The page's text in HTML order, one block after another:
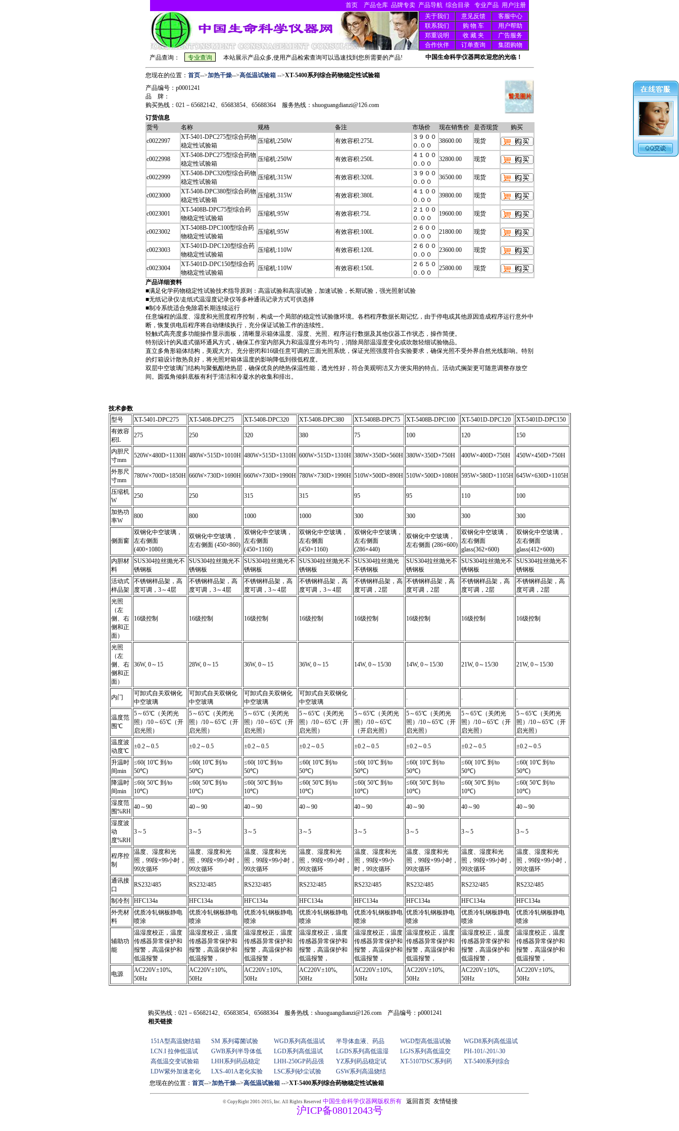
首页 产品仓库 品牌专卖 产品导航 综合目录 专业产品 用户注册
关于我们
意见反馈
客服中心
联系我们
购 物 车
用户帮助
郑重说明
收 藏 夹
广告服务
合作伙伴
订单查询
集团购物
产品查询：
本站展示产品众多,使用产品检索查询可以迅速找到您所需要的产品! 中国生命科学仪器网欢迎您的光临！
您现在的位置： 首页-->加热干燥-->高低温试验箱 -->XT-5400系列综合药物稳定性试验箱
产品编号：p0001241
品 牌：
购买热线：021－65682142、65683854、65688364 服务热线：shuoguangdianzi@126.com
订货信息
货号
名称 规格 备注 市场价 现在销售价 是否现货
购买
c0022997
XT-5401-DPC275型综合药物
稳定性试验箱
压缩机:250W 有效容积:275L
３９００
０.００
38600.00 现货
c0022998
XT-5408-DPC275型综合药物
稳定性试验箱
压缩机:250W 有效容积:250L
４１００
０.００
32800.00 现货
c0022999
XT-5408-DPC320型综合药物
稳定性试验箱
压缩机:315W 有效容积:320L
３９００
０.００
36500.00 现货
c0023000
XT-5408-DPC380型综合药物
稳定性试验箱
压缩机:315W 有效容积:380L
４１００
０.００
39800.00 现货
c0023001
XT-5408B-DPC75型综合药
物稳定性试验箱
压缩机:95W 有效容积:75L
２１００
０.００
19600.00 现货
c0023002
XT-5408B-DPC100型综合药
物稳定性试验箱
压缩机:95W 有效容积:100L
２６００
０.００
21800.00 现货
c0023003
XT-5401D-DPC120型综合药
物稳定性试验箱
压缩机:110W 有效容积:120L
２６００
０.００
23600.00 现货
c0023004
XT-5401D-DPC150型综合药
物稳定性试验箱
压缩机:110W 有效容积:150L
２６５０
０.００
25800.00
现货
产品详细资料
■满足化学药物稳定性试验技术指导原则：高温试验和高湿试验，加速试验，长期试验，强光照射试验
■无纸记录仪/走纸式温湿度记录仪等多种通讯记录方式可供选择
■制冷系统适合免除霜长期连续运行
任意编程的温度、湿度和光照度程序控制，构成一个局部的稳定性试验微环境。各档程序数据长期记忆，由于停电或其他原因造成程序运行意外中
断，恢复供电后程序将自动继续执行，充分保证试验工作的连续性。
轻触式高亮度多功能操作显示面板，清晰显示箱体温度、湿度、光照、程序运行数据及其他仪器工作状态，操作简便。
特别设计的风道式循环通风方式，确保工作室内部风力和温湿度分布均匀，消除局部温湿度变化或吹散轻细试验物品。
直立多角形箱体结构，美观大方。充分密闭和16级任意可调的三面光照系统，保证光照强度符合实验要求，确保光照不受外界自然光线影响。特别
的灯箱设计散热良好，将光照对箱体温度的影响降低到很低程度。
双层中空玻璃门结构与聚氨酯绝热层，确保优良的绝热保温性能，透光性好，符合美观明洁又方便实用的特点。活动式搁架更可随意调整存放空
间。圆弧角倾斜底板有利于清洁和冷凝水的收集和排出。
技术参数
型号
XT-5401-DPC275 XT-5408-DPC275 XT-5408-DPC320 XT-5408-DPC380 XT-5408B-DPC75 XT-5408B-DPC100 XT-5401D-DPC120
XT-5401D-DPC150
有效容
积L
275 250 320 380 75 100 120 150
内胆尺
寸mm
520W×480D×1130H 480W×515D×1010H 480W×515D×1310H 600W×515D×1310H 380W×350D×560H 380W×350D×750H 400W×400D×750H 450W×450D×750H
外形尺
寸mm
780W×700D×1850H 660W×730D×1690H 660W×730D×1990H 780W×730D×1990H 510W×500D×890H 510W×500D×1080H 595W×580D×1105H 645W×630D×1105H
压缩机
W
250 250 315 315 95 95 110 100
加热功
率W
800 800 1000 1000 300 300 300 300
侧面窗
双钢化中空玻璃，
左右侧面
(400×1080)
双钢化中空玻璃，
左右侧面 (450×860)
双钢化中空玻璃，
左右侧面
(450×1160)
双钢化中空玻璃，
左右侧面
(450×1160)
双钢化中空玻璃，
左右侧面
(286×440)
双钢化中空玻璃，
左右侧面 (286×600)
双钢化中空玻璃，
左右侧面
glass(362×600)
双钢化中空玻璃，
左右侧面
glass(412×600)
内胆材
料
SUS304拉丝抛光不
锈钢板
SUS304拉丝抛光不
锈钢板
SUS304拉丝抛光不
锈钢板
SUS304拉丝抛光不
锈钢板
SUS304拉丝抛光
不锈钢板
SUS304拉丝抛光不
锈钢板
SUS304拉丝抛光不
锈钢板
SUS304拉丝抛光不
锈钢板
活动式
样品架
不锈钢样品架，高
度可调，3～4层
不锈钢样品架，高
度可调，3～4层
不锈钢样品架，高
度可调，3～4层
不锈钢样品架，高
度可调，3～4层
不锈钢样品架，高
度可调，2层
不锈钢样品架，高
度可调，2层
不锈钢样品架，高
度可调，2层
不锈钢样品架，高
度可调，2层
光照
（左
侧、右
侧和正
面）
16级控制 16级控制 16级控制 16级控制 16级控制 16级控制 16级控制 16级控制
光照
（左
侧、右
侧和正
面）
36W, 0～15 28W, 0～15 36W, 0～15 36W, 0～15 14W, 0～15/30 14W, 0～15/30 21W, 0～15/30 21W, 0～15/30
内门
可卸式自关双钢化
中空玻璃
可卸式自关双钢化
中空玻璃
可卸式自关双钢化
中空玻璃
可卸式自关双钢化
中空玻璃
. . . .
温度范
围℃
5～65℃（关闭光
照）/10～65℃（开
启光照）
5～65℃（关闭光
照）/10～65℃（开
启光照）
5～65℃（关闭光
照）/10～65℃（开
启光照）
5～65℃（关闭光
照）/10～65℃（开
启光照）
5～65℃（关闭光
照）/10～65℃
（开启光照）
5～65℃（关闭光
照）/10～65℃（开
启光照）
5～65℃（关闭光
照）/10～65℃（开
启光照）
5～65℃（关闭光
照）/10～65℃（开
启光照）
温度波
动度℃
±0.2～0.5 ±0.2～0.5 ±0.2～0.5 ±0.2～0.5 ±0.2～0.5 ±0.2～0.5 ±0.2～0.5 ±0.2～0.5
升温时
间min
≤60( 10℃ 到/to
50℃)
≤60( 10℃ 到/to
50℃)
≤60( 10℃ 到/to
50℃)
≤60( 10℃ 到/to
50℃)
≤60( 10℃ 到/to
50℃)
≤60( 10℃ 到/to
50℃)
≤60( 10℃ 到/to
50℃)
≤60( 10℃ 到/to
50℃)
降温时
间min
≤60( 50℃ 到/to
10℃)
≤60( 50℃ 到/to
10℃)
≤60( 50℃ 到/to
10℃)
≤60( 50℃ 到/to
10℃)
≤60( 50℃ 到/to
10℃)
≤60( 50℃ 到/to
10℃)
≤60( 50℃ 到/to
10℃)
≤60( 50℃ 到/to
10℃)
湿度范
围%RH
40～90 40～90 40～90 40～90 40～90 40～90 40～90 40～90
湿度波
动
度%RH
3～5 3～5 3～5 3～5 3～5 3～5 3～5 3～5
程序控
制
温度、湿度和光
照，99段×99小时，
99次循环
温度、湿度和光
照，99段×99小时，
99次循环
温度、湿度和光
照，99段×99小时，
99次循环
温度、湿度和光
照，99段×99小时，
99次循环
温度、湿度和光
照，99段×99小
时，99次循环
温度、湿度和光
照，99段×99小时，
99次循环
温度、湿度和光
照，99段×99小时，
99次循环
温度、湿度和光
照，99段×99小时，
99次循环
通讯接
口
RS232/485 RS232/485 RS232/485 RS232/485 RS232/485 RS232/485 RS232/485 RS232/485
制冷剂 HFC134a HFC134a HFC134a HFC134a HFC134a HFC134a HFC134a
HFC134a
外壳材
料
优质冷轧钢板静电
喷涂
优质冷轧钢板静电
喷涂
优质冷轧钢板静电
喷涂
优质冷轧钢板静电
喷涂
优质冷轧钢板静电
喷涂
优质冷轧钢板静电
喷涂
优质冷轧钢板静电
喷涂
优质冷轧钢板静电
喷涂
辅助功
能
温湿度校正，温度
传感器异常保护和
报警，高温保护和
低温报警，
温湿度校正，温度
传感器异常保护和
报警，高温保护和
低温报警，
温湿度校正，温度
传感器异常保护和
报警，高温保护和
低温报警，
温湿度校正，温度
传感器异常保护和
报警，高温保护和
低温报警，
温湿度校正，温度
传感器异常保护和
报警，高温保护和
低温报警，
温湿度校正，温度
传感器异常保护和
报警，高温保护和
低温报警，
温湿度校正，温度
传感器异常保护和
报警，高温保护和
低温报警，
温湿度校正，温度
传感器异常保护和
报警，高温保护和
低温报警，
电源
AC220V±10%,
50Hz
AC220V±10%,
50Hz
AC220V±10%,
50Hz
AC220V±10%,
50Hz
AC220V±10%,
50Hz
AC220V±10%,
50Hz
AC220V±10%,
50Hz
AC220V±10%,
50Hz
购买热线：021－65682142、65683854、65688364 服务热线：shuoguangdianzi@126.com 产品编号：p0001241
相关链接
151A型高温烧结箱 SM 系列霉菌试验 WGD系列高低温试 半导体血液、药品 WGD型高低温试验
WGD8系列高低温试
LCN.I 拉伸低温试
GWB系列半导体低 LGD系列高低温试 LGDS系列高低温湿 LGJS系列高低温交
PH-101/-201/-30
高低温交变试验箱
LHH系列药品稳定 LHH-250GP药品强 YZ系列药品稳定试 XT-5107DSC系列药
XT-5400系列综合
LDW紫外加速老化
LXS-401A老化实验 LSC系列砂尘试验
GSW系列高温烧结
您现在的位置： 首页-->加热干燥-->高低温试验箱 -->XT-5400系列综合药物稳定性试验箱
© CopyRight 2001-2015, Inc. All Rights Reserved 中国生命科学仪器网版权所有 返回首页 友情链接
沪ICP备08012043号